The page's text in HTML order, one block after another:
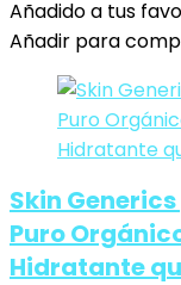
Añadido a tus
Añadir para
Skin
Puro
Hidratante